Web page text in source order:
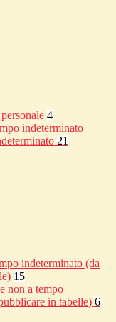
4
indeterminato
21
indeterminato (da
15
non a tempo
in tabelle) 6